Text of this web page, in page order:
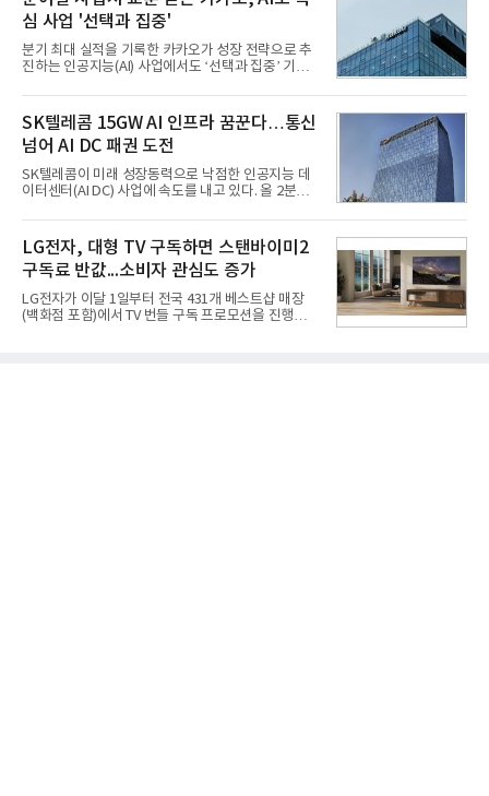
성능 검증을 위해 홍상어 시험발사를 실시했다. 이때
홍상어가 목표 지점에서 입수한 후 표적을 타격하지
못하고 물속에서 멈춰버리는 예상 밖의 일이 벌어졌
다. 2차 품질확인 사격 시험에서도 만족스러운 결과를
얻지 못했다. 완벽한 신뢰성 확보를 위해 LIG넥스원은
분야를
심 사업 '선택과 집중'
분기 최대 실적을 기록한 카카오가 성장 전략으로 추
진하는 인공지능(AI) 사업에서도 ‘선택과 집중’ 기조
라 투자에 나서는 것과 달리, 카카오는 ‘카카오톡’이
라는 플랫폼 경쟁력을 활용한 AI 에이전트 서비스에
집중하는 전략이다. 과거 무리한 사업 확장 과정에서
겪었던 시행착오를 되풀이하지 않고 핵심 역량에 집
중하겠다는 취지로 풀이된다.7일 업계에 따르면 카카
오는 올해 2분기 연결 기준 매출 2조985억원, 영업이
익 2770억원을 기록했다. 전년 동기 대비 매출과 영업
은 4884억
SK텔레콤 15GW AI 인프라 꿈꾼다…통신
넘어 AI DC 패권 도전
SK텔레콤이 미래 성장동력으로 낙점한 인공지능 데
이터센터(AI DC) 사업에 속도를 내고 있다. 올 2분기
는 2035년까지 총 15GW(기가와트) 규모의 AI DC를
구축하겠다는 대형 청사진을 제시하면서다. 이에 따
라 경쟁 구도 역시 이동통신사인 KT, LG유플러스를
넘어 네이버, 삼성SDS 등 IT 인프라 기업으로 확장되
고 있다.7일 SK텔레콤에 따르면 회사는 올해 2분기
연결 기준 매출 4조 3591억원, 영업이익 5660억원을
기록했다. 매출은 전년 동기 대비 0.5%, 영업이익은
LG전자, 대형 TV 구독하면 스탠바이미2
구독료 반값...소비자 관심도 증가
LG전자가 이달 1일부터 전국 431개 베스트샵 매장
(백화점 포함)에서 TV 번들 구독 프로모션을 진행하고